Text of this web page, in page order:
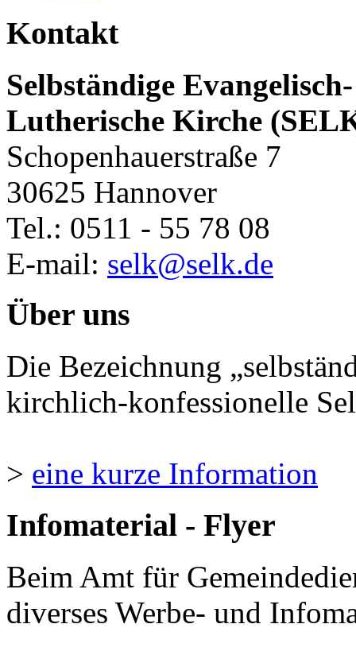
Kontakt
Selbständige Evangelisch-
Lutherische Kirche
Schopenhauerstraße 7
30625 Hannover
Tel.: 0511 - 55 78 08
E-mail: selk@selk.de
Über uns
Die Bezeichnung
kirchlich-konfessionelle
> eine kurze Information
Infomaterial - Flyer
Beim Amt für
diverses Werbe- und